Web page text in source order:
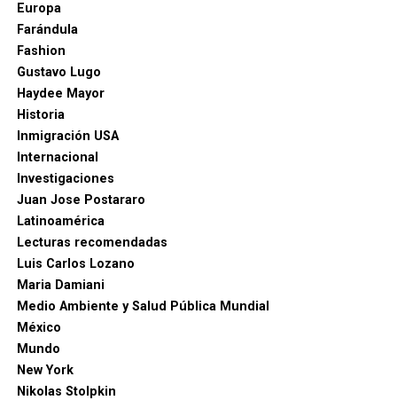
Europa
Farándula
Fashion
Gustavo Lugo
Haydee Mayor
Historia
Inmigración USA
Internacional
Investigaciones
Juan Jose Postararo
Latinoamérica
Lecturas recomendadas
Luis Carlos Lozano
Maria Damiani
Medio Ambiente y Salud Pública Mundial
México
Mundo
New York
Nikolas Stolpkin